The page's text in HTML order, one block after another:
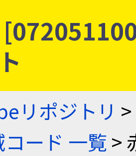
リポジトリ >
ード 一覧>